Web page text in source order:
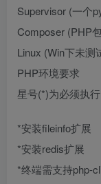
Supervisor (一个
Composer (PHP
Linux (Win下未测
PHP环境要求
星号(*)为必须执
*安装fileinfo扩展
*安装redis扩展
*终端需支持php-